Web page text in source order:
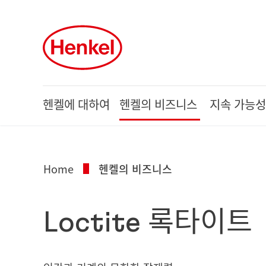
헨켈에 대하여 헨켈의 비즈니스 지속 가능성
Home 헨켈의 비즈니스
Loctite 록타이트